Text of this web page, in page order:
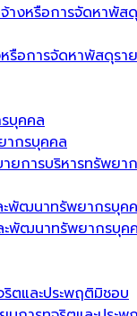
างหรือการจัดหาพัสดุ
รือการจัดหาพัสดุราย
บุคคล
ากรบุคคล
ยการบริหารทรัพยา
พัฒนาทรัพยากรบุค
ะพัฒนาทรัพยากรบุค
ตและประพฤติมิชอบ